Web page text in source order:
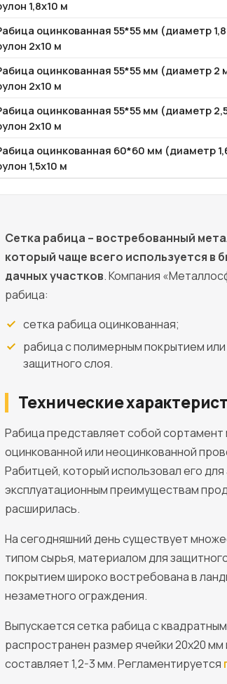
1,8х10 м
оцинкованная 55*55 мм (диаметр
2х10 м
оцинкованная 55*55 мм (диаметр 2
2х10 м
оцинкованная 55*55 мм (диаметр
2х10 м
оцинкованная 60*60 мм (диаметр
1,5х10 м
Сетка рабица – востребованный
который чаще всего используется в
дачных участков. Компания
рабица:
сетка рабица оцинкованная;
рабица с полимерным покрытием или
защитного слоя.
Технические
Рабица представляет собой
оцинкованной или неоцинкованной
Рабитцей, который использовал его
эксплуатационным преимуществам
расширилась.
На сегодняшний день существует
типом сырья, материалом для
покрытием широко востребована в
незаметного ограждения.
Выпускается сетка рабица с
распространен размер ячейки 20х20
составляет 1,2-3 мм. Регламентируется